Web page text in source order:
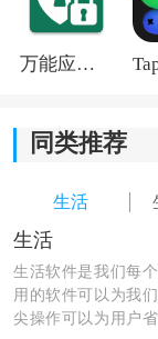
3、ADB指令安
不少用户使用它
经常使用的ADB
输入。平时重复
高不少。
万能应用隐藏
同类推荐
生活
生活
生活软件是我们每
用的软件可以为我
尖操作可以为用户